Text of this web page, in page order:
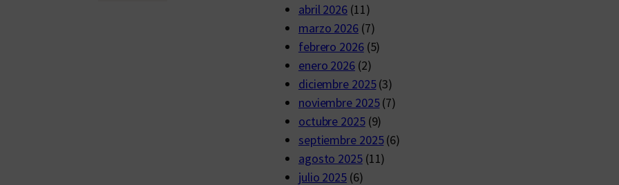
abril 2026(11)
marzo 2026(7)
febrero 2026(5)
enero 2026(2)
diciembre 2025(3)
noviembre 2025(7)
octubre 2025(9)
septiembre 2025(6)
agosto 2025(11)
julio 2025(6)